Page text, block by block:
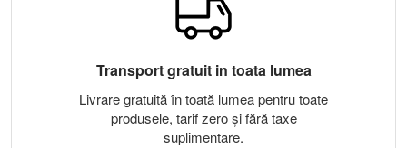
Transport gratuit in toata lumea
Livrare gratuită în toată lumea pentru toate
produsele, tarif zero și fără taxe
suplimentare.